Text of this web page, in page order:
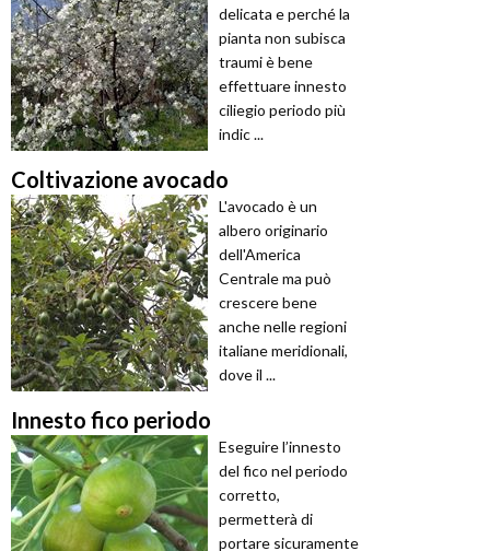
delicata e perché la
pianta non subisca
traumi è bene
effettuare innesto
ciliegio periodo più
indic ...
Coltivazione avocado
L'avocado è un
albero originario
dell'America
Centrale ma può
crescere bene
anche nelle regioni
italiane meridionali,
dove il ...
Innesto fico periodo
Eseguire l’innesto
del fico nel periodo
corretto,
permetterà di
portare sicuramente